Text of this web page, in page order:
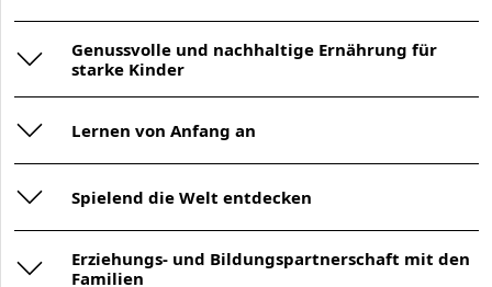
Genussvolle und nachhaltige Ernährung für
starke Kinder
Lernen von Anfang an
Spielend die Welt entdecken
Erziehungs- und Bildungspartnerschaft mit den
Familien